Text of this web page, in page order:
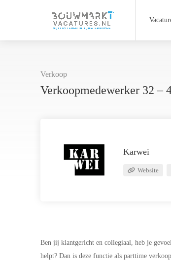
Verkoop
Verkoopmedewerker 32 –
Karwei
Website
Ben jij klantgericht en collegiaal, heb je
helpt? Dan is deze functie als parttime